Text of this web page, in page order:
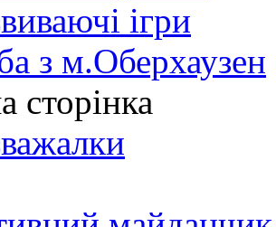
ігри
з м.Оберхаузен
сторінка